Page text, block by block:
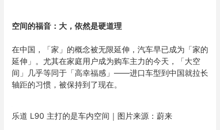
空间的福音：大，依然是硬道理
在中国，「家」的概念被无限延伸，汽车早已成为「家的
延伸」。尤其在家庭用户成为购车主力的今天，「大空
间」几乎等同于「高幸福感」——进口车型到中国就拉长
轴距的习惯，被保持到了现在。
乐道 L90 主打的是车内空间｜图片来源：蔚来